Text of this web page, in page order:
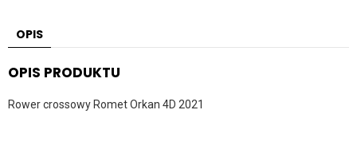
OPIS
OPIS PRODUKTU
Rower crossowy Romet Orkan 4D 2021